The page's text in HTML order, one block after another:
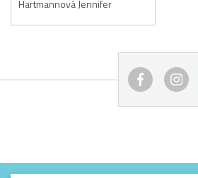
Hartmannová Jennifer